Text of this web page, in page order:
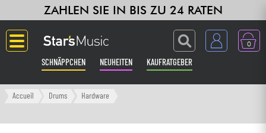
ZAHLEN SIE IN BIS ZU 24 RATEN
0
SCHNÄPPCHEN NEUHEITEN KAUFRATGEBER
Langue
Accueil Drums Hardware